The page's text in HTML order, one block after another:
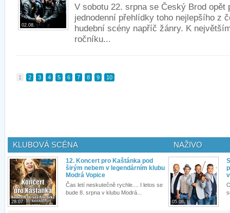
02.08.
V sobotu 22. srpna se Český Brod opět
jednodenní přehlídky toho nejlepšího z
hudební scény napříč žánry. K
ročníku...
1 2 3 4 5 6 7 8 9 10
KLUBOVÁ SCÉNA
28.07.
12. Koncert pro Kaštánka pod
širým nebem v legendárním klubu
Modrá Vopice
Čas letí neskutečně rychle.... I letos se
bude 8. srpna v klubu Modrá...
NAŽIVO
05.08.